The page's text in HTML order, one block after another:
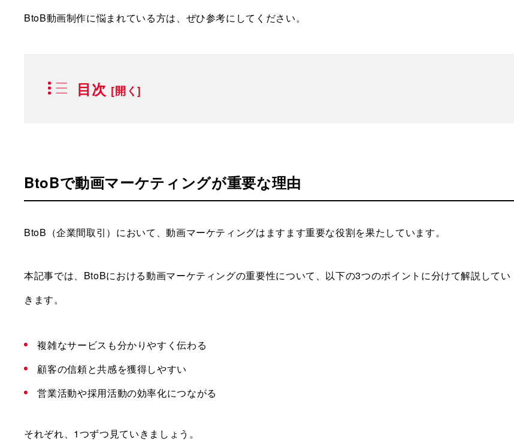
BtoB動画制作に悩まれている方は、ぜひ参考にしてください。
目次
BtoBで動画マーケティングが重要な理由
BtoB（企業間取引）において、動画マーケティングはますます重要な役割を果たしています。
本記事では、BtoBにおける動画マーケティングの重要性について、以下の3つのポイントに分けて解説してい
きます。
複雑なサービスも分かりやすく伝わる
顧客の信頼と共感を獲得しやすい
営業活動や採用活動の効率化につながる
それぞれ、1つずつ見ていきましょう。